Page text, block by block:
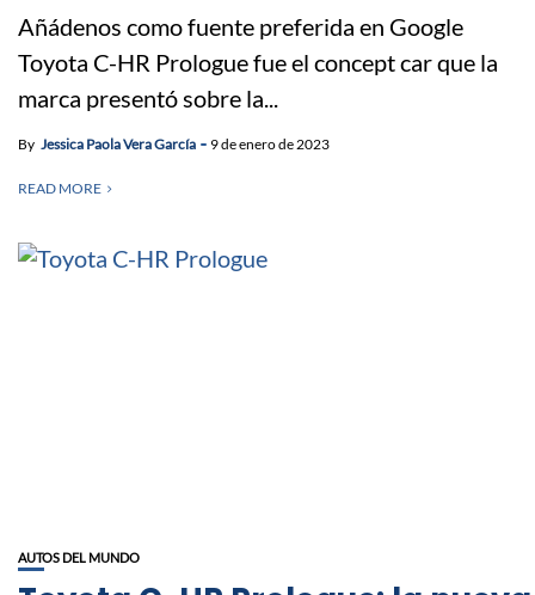
Añádenos como fuente preferida en Google
Toyota C-HR Prologue fue el concept car que la
marca presentó sobre la...
By Jessica Paola Vera García 9 de enero de 2023
READ MORE
AUTOS DEL MUNDO